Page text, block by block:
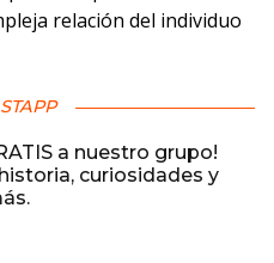
relación del individuo
a nuestro grupo!
curiosidades y